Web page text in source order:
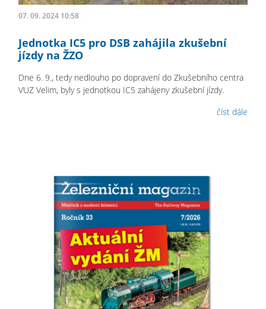
07. 09. 2024 10:58
Jednotka IC5 pro DSB zahájila zkušební
jízdy na ŽZO
Dne 6. 9., tedy nedlouho po dopravení do Zkušebního centra
VUZ Velim, byly s jednotkou IC5 zahájeny zkušební jízdy.
číst dále